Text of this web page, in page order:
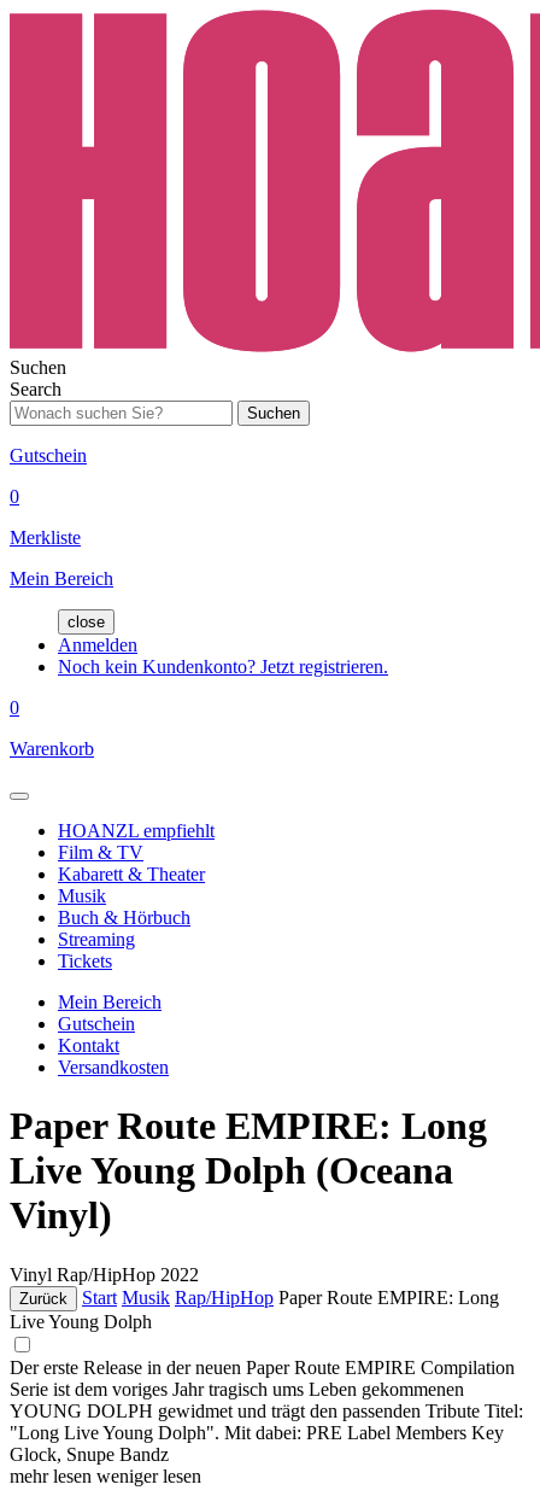
Suchen
Search
Suchen
Gutschein
0
Merkliste
Mein Bereich
close
Anmelden
Noch kein Kundenkonto? Jetzt registrieren.
0
Warenkorb
HOANZL empfiehlt
Film & TV
Kabarett & Theater
Musik
Buch & Hörbuch
Streaming
Tickets
Mein Bereich
Gutschein
Kontakt
Versandkosten
Paper Route EMPIRE: Long
Live Young Dolph (Oceana
Vinyl)
Vinyl Rap/HipHop 2022
Zurück Start Musik Rap/HipHop Paper Route EMPIRE: Long
Live Young Dolph
Der erste Release in der neuen Paper Route EMPIRE Compilation
Serie ist dem voriges Jahr tragisch ums Leben gekommenen
YOUNG DOLPH gewidmet und trägt den passenden Tribute Titel:
"Long Live Young Dolph". Mit dabei: PRE Label Members Key
Glock, Snupe Bandz
mehr lesen weniger lesen